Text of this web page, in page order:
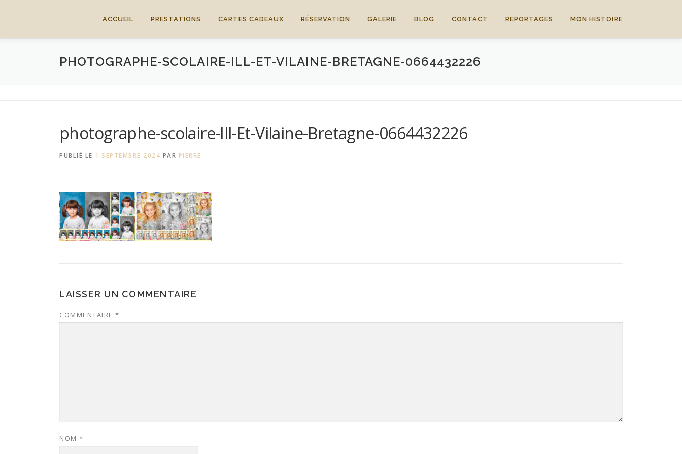
ACCUEIL PRESTATIONS CARTES CADEAUX RÉSERVATION GALERIE BLOG CONTACT REPORTAGES MON HISTOIRE
PHOTOGRAPHE-SCOLAIRE-ILL-ET-VILAINE-BRETAGNE-0664432226
photographe-scolaire-Ill-Et-Vilaine-Bretagne-0664432226
PUBLIÉ LE 1 SEPTEMBRE 2024 PAR PIERRE
LAISSER UN COMMENTAIRE
COMMENTAIRE *
NOM *